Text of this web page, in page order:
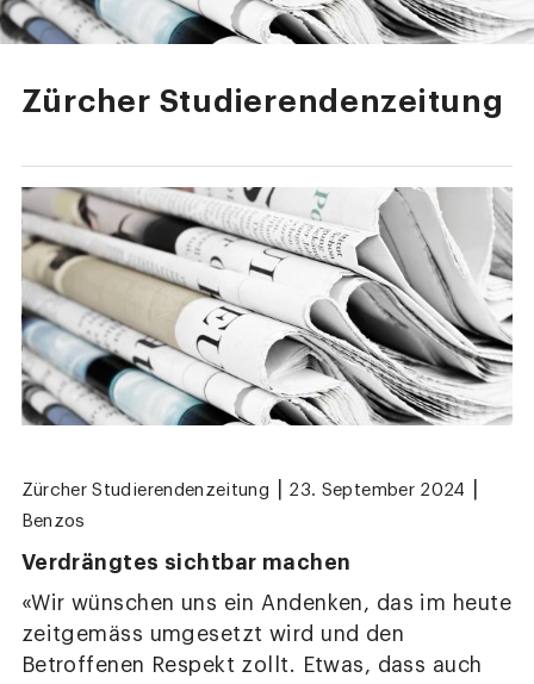
Zürcher Studierendenzeitung
Zürcher Studierendenzeitung 23. September 2024
Benzos
Verdrängtes sichtbar machen
«Wir wünschen uns ein Andenken, das im heute
zeitgemäss umgesetzt wird und den
Betroffenen Respekt zollt. Etwas, dass auch